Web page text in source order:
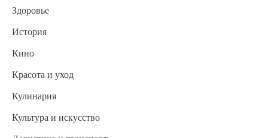
Здоровье
История
Кино
Красота и уход
Кулинария
Культура и искусство